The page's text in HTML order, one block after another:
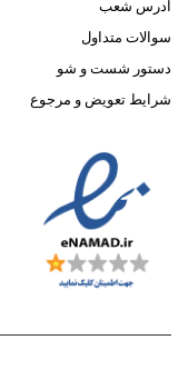
آدرس شعب
سوالات متداول
دستور شست و شو
شرایط تعویض و مرجوع